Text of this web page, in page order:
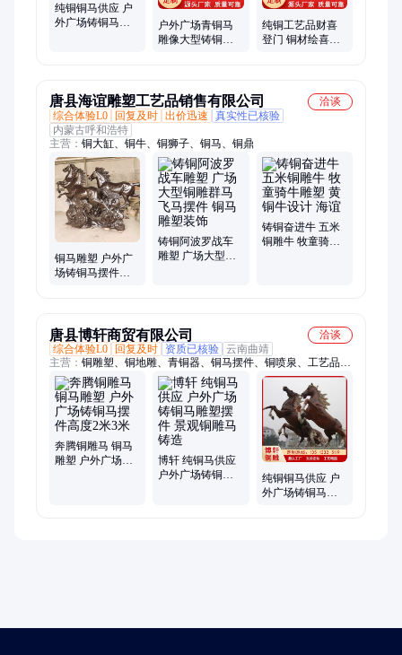
纯铜铜马供应 户
外广场铸铜马雕
户外广场青铜马
雕像大型铸铜动
纯铜工艺品财喜
登门 铜材绘喜鹊
唐县海谊雕塑工艺品销售有限公司
洽谈
综合体验L0
回复及时 出价迅速
真实性已核验
内蒙古呼和浩特
主营： 铜大缸、铜牛、铜狮子、铜马、铜鼎
铜马雕塑 户外广
场铸铜马摆件高
铸铜阿波罗战车
雕塑 广场大型铜
铸铜奋进牛 五米
铜雕牛 牧童骑牛
唐县博轩商贸有限公司
洽谈
综合体验L0
回复及时 资质已核验 云南曲靖
主营： 铜雕塑、铜地雕、青铜器、铜马摆件、铜喷泉、工艺品、
铜大缸、铜葫芦、浑天仪、青铜鼎、纯铜鼎、孔子雕塑、中式摆
件、圆形铜鼎、喷泉设备、人物雕塑、铜雕摆件、镂空花盆、校
园摆件、紫铜摆件、八卦葫芦、开业摆件、景观雕塑、博轩雕
塑、动物铜雕
奔腾铜雕马 铜马
雕塑 户外广场铸
博轩 纯铜马供应
户外广场铸铜马
纯铜铜马供应 户
外广场铸铜马雕